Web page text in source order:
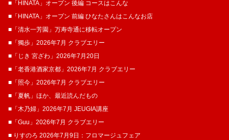
■「HINATA」オープン 後編 コースはこんな
■「HINATA」オープン 前編 ひなたさんはこんなお店
■「清水一芳園」万寿寺通に移転オープン
■「獨歩」2026年7月 クラブエリー
■「じき 宮ざわ」2026年7月20日
■「老香港酒家京都」2026年7月 クラブエリー
■「照今」2026年7月 クラブエリー
■「夏帆」ほか、最近読んだもの
■「木乃婦」2026年7月 JEUGIA講座
■「Guu」2026年7月 クラブエリー
■ りすのろ 2026年7月9日：フロマージュフェア